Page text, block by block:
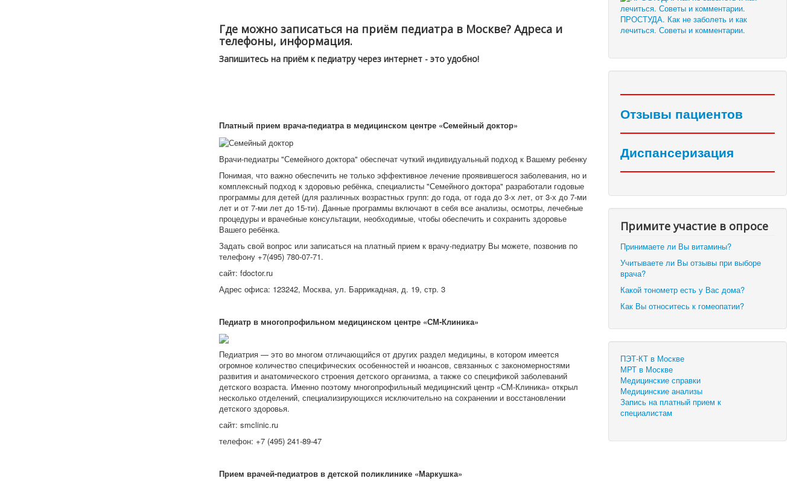
Где можно записаться на приём педиатра в Москве? Адреса и
телефоны, информация.
Запишитесь на приём к педиатру через интернет - это удобно!
Платный прием врача-педиатра в медицинском центре «Семейный доктор»
Врачи-педиатры "Семейного доктора" обеспечат чуткий индивидуальный подход к Вашему ребенку
Понимая, что важно обеспечить не только эффективное лечение проявившегося заболевания, но и
комплексный подход к здоровью ребёнка, специалисты "Семейного доктора" разработали годовые
программы для детей (для различных возрастных групп: до года, от года до 3-х лет, от 3-х до 7-ми
лет и от 7-ми лет до 15-ти). Данные программы включают в себя все анализы, осмотры, лечебные
процедуры и врачебные консультации, необходимые, чтобы обеспечить и сохранить здоровье
Вашего ребёнка.
Задать свой вопрос или записаться на платный прием к врачу-педиатру Вы можете, позвонив по
телефону +7(495) 780-07-71.
сайт: fdoctor.ru
Адрес офиса: 123242, Москва, ул. Баррикадная, д. 19, стр. 3
Педиатр в многопрофильном медицинском центре «СМ-Клиника»
Педиатрия — это во многом отличающийся от других раздел медицины, в котором имеется
огромное количество специфических особенностей и нюансов, связанных с закономерностями
развития и анатомического строения детского организма, а также со спецификой заболеваний
детского возраста. Именно поэтому многопрофильный медицинский центр «СМ-Клиника» открыл
несколько отделений, специализирующихся исключительно на сохранении и восстановлении
детского здоровья.
сайт: smclinic.ru
телефон: +7 (495) 241-89-47
Прием врачей-педиатров в детской поликлинике «Маркушка»
ПРОСТУДА. Как не заболеть и как
лечиться. Советы и комментарии.
Отзывы пациентов
Диспансеризация
Примите участие в опросе
Принимаете ли Вы витамины?
Учитываете ли Вы отзывы при выборе
врача?
Какой тонометр есть у Вас дома?
Как Вы относитесь к гомеопатии?
ПЭТ-КТ в Москве
МРТ в Москве
Медицинские справки
Медицинские анализы
Запись на платный прием к
специалистам